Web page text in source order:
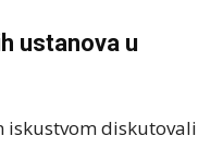
ustanova u
iskustvom diskutovali